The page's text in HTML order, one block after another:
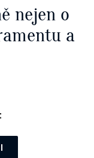
nejen o
a